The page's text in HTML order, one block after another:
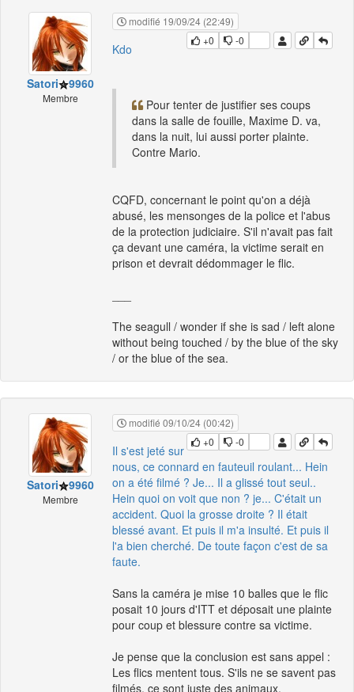
Satori 9960
Membre
modifié 19/09/24 (22:49)
+0
-0
Kdo
Pour tenter de justifier ses coups
dans la salle de fouille, Maxime D. va,
dans la nuit, lui aussi porter plainte.
Contre Mario.
CQFD, concernant le point qu'on a déjà
abusé, les mensonges de la police et l'abus
de la protection judiciaire. S'il n'avait pas fait
ça devant une caméra, la victime serait en
prison et devrait dédommager le flic.
The seagull / wonder if she is sad / left alone
without being touched / by the blue of the sky
/ or the blue of the sea.
Satori 9960
Membre
modifié 09/10/24 (00:42)
+0
-0
Il s'est jeté sur
nous, ce connard en fauteuil roulant... Hein
on a été filmé ? Je... Il a glissé tout seul..
Hein quoi on voit que non ? je... C'était un
accident. Quoi la grosse droite ? Il était
blessé avant. Et puis il m'a insulté. Et puis il
l'a bien cherché. De toute façon c'est de sa
faute.
Sans la caméra je mise 10 balles que le flic
posait 10 jours d'ITT et déposait une plainte
pour coup et blessure contre sa victime.
Je pense que la conclusion est sans appel :
Les flics mentent tous. S'ils ne se savent pas
filmés, ce sont juste des animaux.